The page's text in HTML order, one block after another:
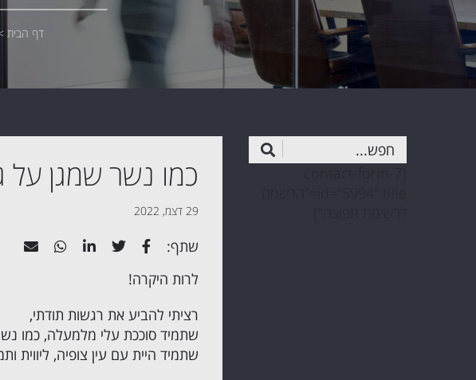
דף הבית
כמו נשר שמגן על
29 דצמ, 2022
שתף:
לרות היקרה!
רציתי להביע את רגשות תודתי,
שתמיד סוככת עלי מלמעלה, כמו
שתמיד היית עם עין צופיה, ליווית